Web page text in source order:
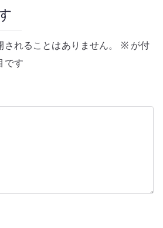
れることはありません。 ※が付
です